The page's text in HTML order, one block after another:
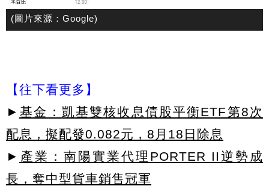
(圖片來源：Google)
【往下看更多】
► 基金：凱基雙核收息債股平衡ETF第8次
配息，擬配發0.082元，8月18日除息
► 產業：南陽實業代理PORTER II逆勢成
長，奪中型貨車銷售冠軍